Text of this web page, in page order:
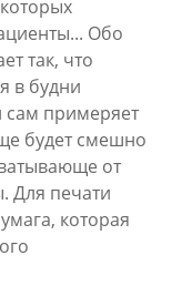
Обо
так, что
в будни
сам примеряет
будет смешно
от
Для печати
которая